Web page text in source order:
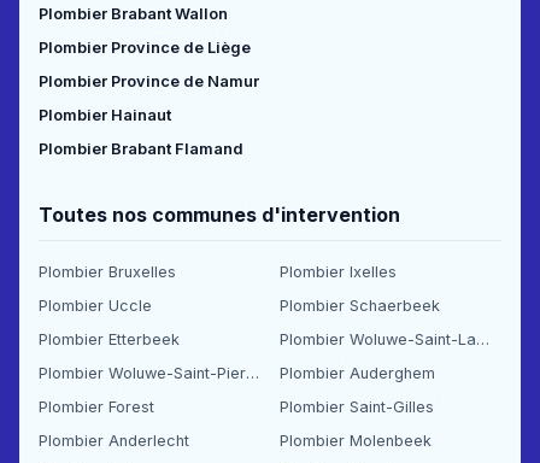
Plombier Brabant Wallon
Plombier Province de Liège
Plombier Province de Namur
Plombier Hainaut
Plombier Brabant Flamand
Toutes nos communes d'intervention
Plombier Bruxelles
Plombier Ixelles
Plombier Uccle
Plombier Schaerbeek
Plombier Etterbeek
Plombier Woluwe-Saint-Lambert
Plombier Woluwe-Saint-Pierre
Plombier Auderghem
Plombier Forest
Plombier Saint-Gilles
Plombier Anderlecht
Plombier Molenbeek